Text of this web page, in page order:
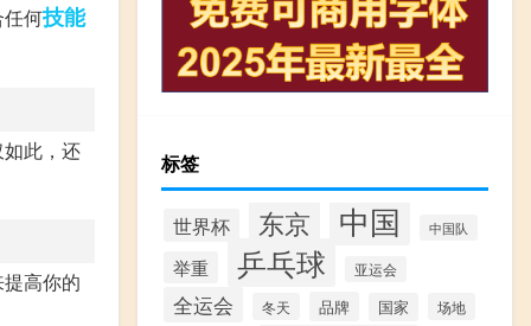
何技能
此，还
高你的
标签
世界杯 东京 中国 中国队
举重 乒乓球 亚运会
全运会 冬天 品牌 国家 场地